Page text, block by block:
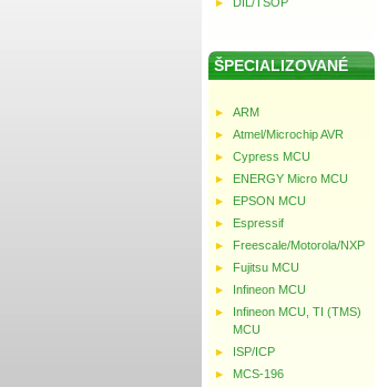
ŠPECIALIZOVANÉ
ARM
Atmel/Microchip AVR
Cypress MCU
ENERGY Micro MCU
EPSON MCU
Espressif
Freescale/Motorola/NXP
Fujitsu MCU
Infineon MCU
Infineon MCU, TI (TMS)
MCU
ISP/ICP
MCS-196